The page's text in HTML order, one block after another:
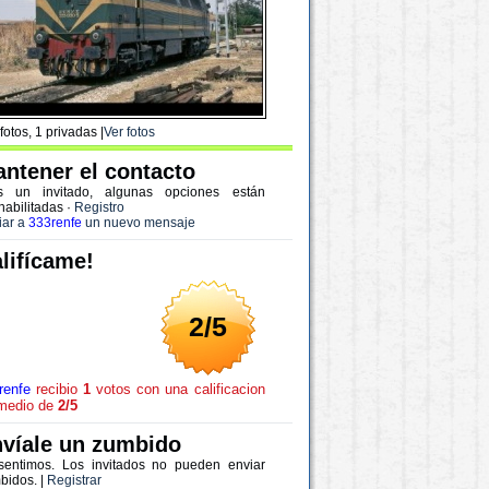
1 privadas | Ver fotos
el contacto
un invitado, algunas opciones están
· Registro
a 333renfe un nuevo mensaje
2/5
recibio 1votos con una calificacion
de 2/5
un zumbido
Los invitados no pueden enviar
|
Registrar